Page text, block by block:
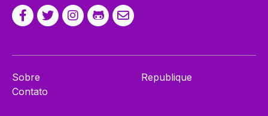
Sobre
Contato
Republique